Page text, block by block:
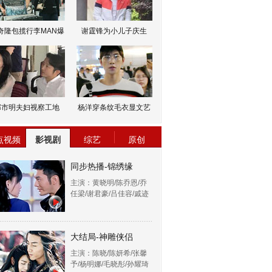
隆包揽行李MAN爆 谢霆锋为小儿子庆生
明夫妇视察工地 杨洋穿条纹毛衣显文艺
视频 影视剧 综艺 原创
同步热播-锦绣缘
主演：黄晓明/陈乔恩/乔
任梁/谢君豪/吕佳容/戚迹
大结局-神雕侠侣
主演：陈晓/陈妍希/张馨
予/杨明娜/毛晓彤/孙耀琦